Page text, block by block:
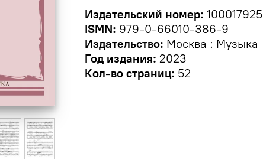
Издательский номер: 100017925
ISMN: 979-0-66010-386-9
Издательство: Москва : Музыка
Год издания: 2023
Кол-во страниц: 52